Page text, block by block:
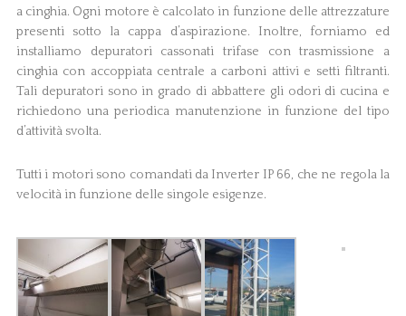
a cinghia. Ogni motore è calcolato in funzione delle attrezzature
presenti sotto la cappa d’aspirazione. Inoltre, forniamo ed
installiamo depuratori cassonati trifase con trasmissione a
cinghia con accoppiata centrale a carboni attivi e setti filtranti.
Tali depuratori sono in grado di abbattere gli odori di cucina e
richiedono una periodica manutenzione in funzione del tipo
d’attività svolta.
Tutti i motori sono comandati da Inverter IP 66, che ne regola la
velocità in funzione delle singole esigenze.